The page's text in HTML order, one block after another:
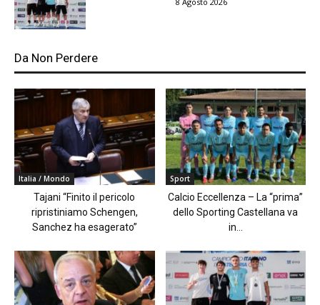
Da Non Perdere
Italia / Mondo
Tajani “Finito il pericolo
ripristiniamo Schengen,
Sanchez ha esagerato”
Sport
Calcio Eccellenza – La “prima”
dello Sporting Castellana va
in...